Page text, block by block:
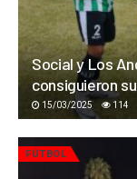
Social y Los
consiguieron
15/03/2025 114
FÚTBOL